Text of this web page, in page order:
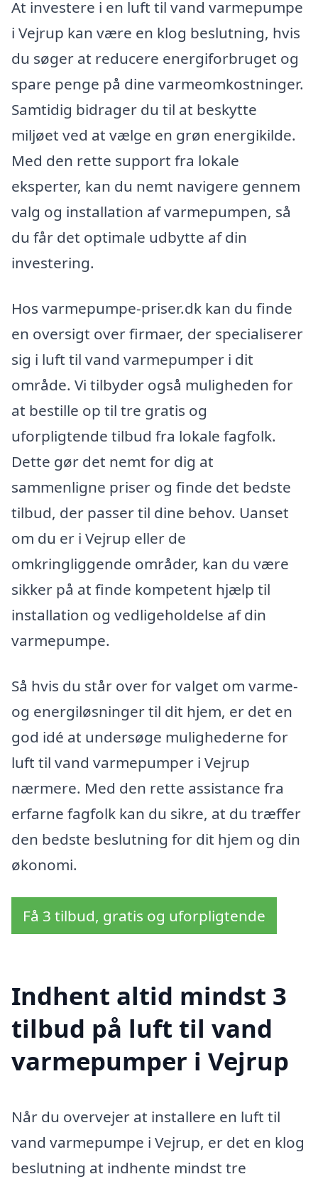
At investere i en luft til vand varmepumpe
i Vejrup kan være en klog beslutning, hvis
du søger at reducere energiforbruget og
spare penge på dine varmeomkostninger.
Samtidig bidrager du til at beskytte
miljøet ved at vælge en grøn energikilde.
Med den rette support fra lokale
eksperter, kan du nemt navigere gennem
valg og installation af varmepumpen, så
du får det optimale udbytte af din
investering.
Hos varmepumpe-priser.dk kan du finde
en oversigt over firmaer, der specialiserer
sig i luft til vand varmepumper i dit
område. Vi tilbyder også muligheden for
at bestille op til tre gratis og
uforpligtende tilbud fra lokale fagfolk.
Dette gør det nemt for dig at
sammenligne priser og finde det bedste
tilbud, der passer til dine behov. Uanset
om du er i Vejrup eller de
omkringliggende områder, kan du være
sikker på at finde kompetent hjælp til
installation og vedligeholdelse af din
varmepumpe.
Så hvis du står over for valget om varme-
og energiløsninger til dit hjem, er det en
god idé at undersøge mulighederne for
luft til vand varmepumper i Vejrup
nærmere. Med den rette assistance fra
erfarne fagfolk kan du sikre, at du træffer
den bedste beslutning for dit hjem og din
økonomi.
Få 3 tilbud, gratis og uforpligtende
Indhent altid mindst 3
tilbud på luft til vand
varmepumper i Vejrup
Når du overvejer at installere en luft til
vand varmepumpe i Vejrup, er det en klog
beslutning at indhente mindst tre